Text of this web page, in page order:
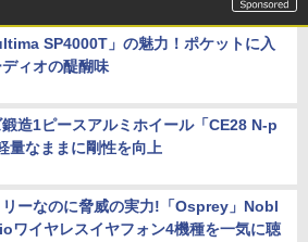
SP4000T」の魅力！ポケットに入
ィオの醍醐味
鍛造1ピースアルミホイール「CE28 N-p
量なままに剛性を向上
リーなのに脅威の実力!「Osprey」Nobl
ワイヤレスイヤフォン4機種を一気に聴